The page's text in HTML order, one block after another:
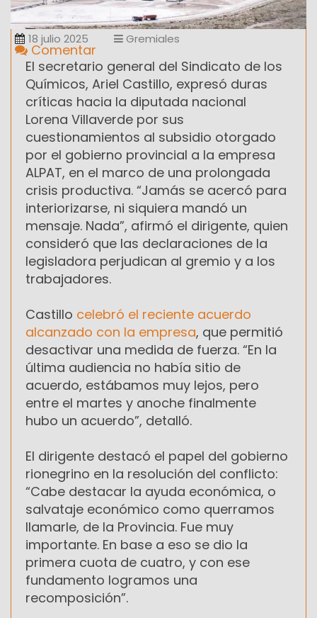
18 julio 2025 Gremiales
Comentar
El secretario general del Sindicato de los
Químicos, Ariel Castillo, expresó duras
críticas hacia la diputada nacional
Lorena Villaverde por sus
cuestionamientos al subsidio otorgado
por el gobierno provincial a la empresa
ALPAT, en el marco de una prolongada
crisis productiva. “Jamás se acercó para
interiorizarse, ni siquiera mandó un
mensaje. Nada”, afirmó el dirigente, quien
consideró que las declaraciones de la
legisladora perjudican al gremio y a los
trabajadores.
Castillo celebró el reciente acuerdo
alcanzado con la empresa, que permitió
desactivar una medida de fuerza. “En la
última audiencia no había sitio de
acuerdo, estábamos muy lejos, pero
entre el martes y anoche finalmente
hubo un acuerdo”, detalló.
El dirigente destacó el papel del gobierno
rionegrino en la resolución del conflicto:
“Cabe destacar la ayuda económica, o
salvataje económico como querramos
llamarle, de la Provincia. Fue muy
importante. En base a eso se dio la
primera cuota de cuatro, y con ese
fundamento logramos una
recomposición”.